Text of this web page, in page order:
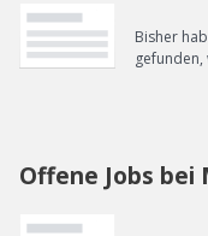
Bisher
Offene Jobs bei